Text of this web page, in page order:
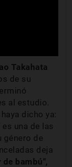
Takahata
de su
al estudio.
dicho ya:
es una de las
género de
deja
bambú",